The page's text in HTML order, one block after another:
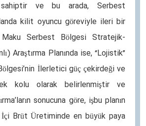
sahiptir ve bu arada, Serbest
kilit oyuncu göreviyle ileri bir
Maku Serbest Bölgesi Stratejik-
Araştırma Planında ise, “Lojistik”
İlerletici güç çekirdeği ve
kolu olarak belirlenmiştir ve
sonucuna göre, işbu planın
Brüt Üretiminde en büyük paya